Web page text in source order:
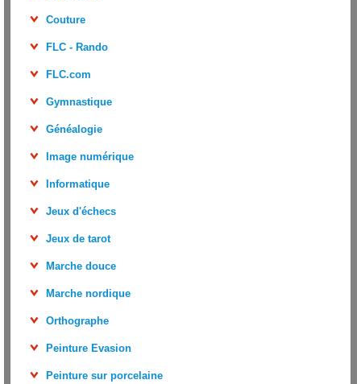
Couture
FLC - Rando
FLC.com
Gymnastique
Généalogie
Image numérique
Informatique
Jeux d'échecs
Jeux de tarot
Marche douce
Marche nordique
Orthographe
Peinture Evasion
Peinture sur porcelaine